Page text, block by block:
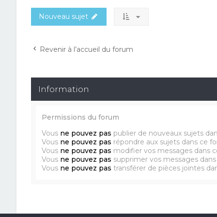
Nouveau sujet
Revenir à l’accueil du forum
Information
Permissions du forum
Vous ne pouvez pas publier de nouveaux sujets
Vous ne pouvez pas répondre aux sujets dans ce
Vous ne pouvez pas modifier vos messages dans
Vous ne pouvez pas supprimer vos messages
Vous ne pouvez pas transférer de pièces jointes